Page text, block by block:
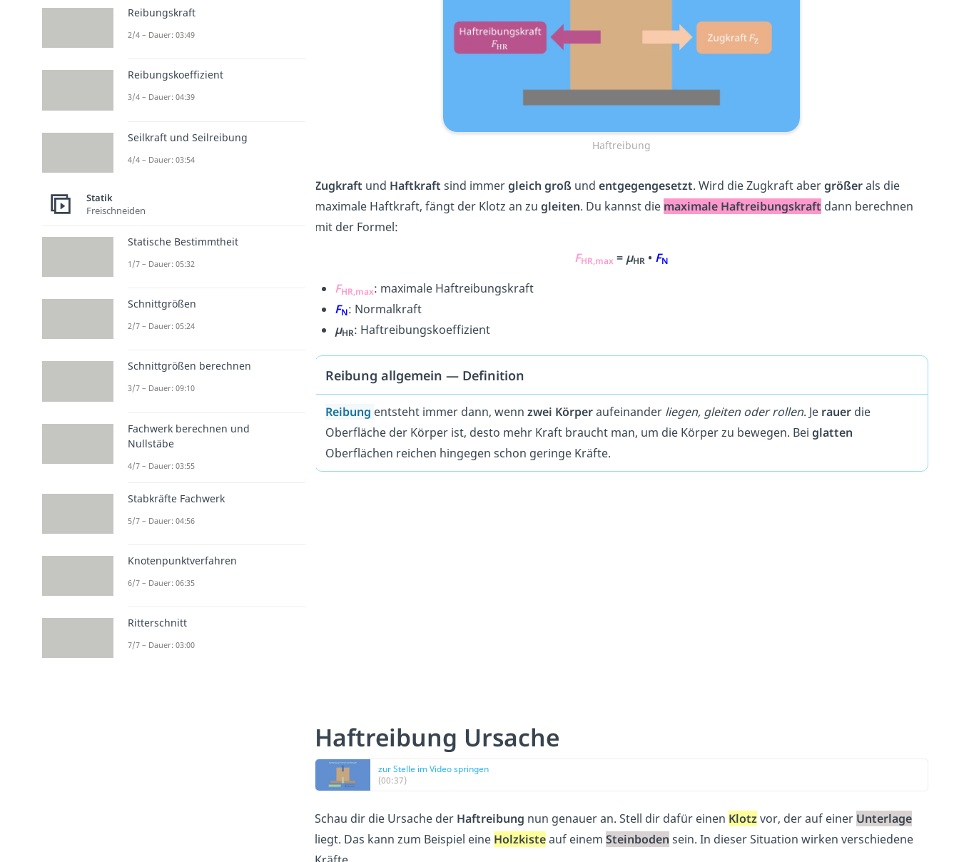
Haftreibung
Zugkraft und Haftkraft sind immergleich großund entgegengesetzt. Wird die Zugkraft abergrößerals die
maximale Haftkraft, fängt der Klotz an zu gleiten. Du kannst die maximale Haftreibungskraft dann berechnen
mit der Formel:
FHR,max = µHR • FN
FHR,max: maximale Haftreibungskraft
FN: Normalkraft
µHR: Haftreibungskoeffizient
Reibung allgemein — Definition
Reibung entsteht immer dann, wenn zwei Körperaufeinander liegen, gleiten oder rollen. Je rauerdie
Oberfläche der Körper ist, desto mehr Kraft braucht man, um die Körper zu bewegen. Bei glatten
Oberflächen reichen hingegen schon geringe Kräfte.
Haftreibung Ursache
zur Stelle im Video springen
(00:37)
Schau dir die Ursache der Haftreibung nun genauer an. Stell dir dafür einen Klotzvor, der auf einer Unterlage
liegt. Das kann zum Beispiel eine Holzkisteauf einem Steinboden sein. In dieser Situation wirken verschiedene
Reibungskraft
2/4 – Dauer: 03:49
Reibungskoeffizient
3/4 – Dauer: 04:39
Seilkraft und Seilreibung
4/4 – Dauer: 03:54
Statik
Freischneiden
Statische Bestimmtheit
1/7 – Dauer: 05:32
Schnittgrößen
2/7 – Dauer: 05:24
Schnittgrößen berechnen
3/7 – Dauer: 09:10
Fachwerk berechnen und
Nullstäbe
4/7 – Dauer: 03:55
Stabkräfte Fachwerk
5/7 – Dauer: 04:56
Knotenpunktverfahren
6/7 – Dauer: 06:35
Ritterschnitt
7/7 – Dauer: 03:00